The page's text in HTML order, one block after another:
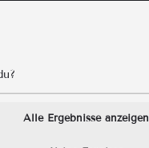
Alle Ergebnisse anzeigen